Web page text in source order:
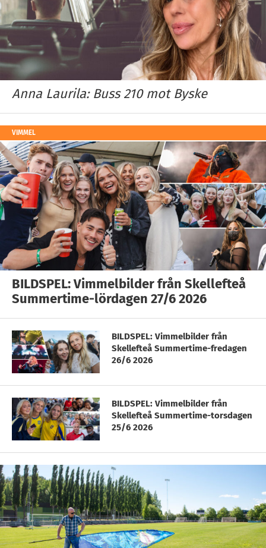
Anna Laurila: Buss 210 mot Byske
VIMMEL
BILDSPEL: Vimmelbilder från Skellefteå
Summertime-lördagen 27/6 2026
BILDSPEL: Vimmelbilder från
Skellefteå Summertime-fredagen
26/6 2026
BILDSPEL: Vimmelbilder från
Skellefteå Summertime-torsdagen
25/6 2026